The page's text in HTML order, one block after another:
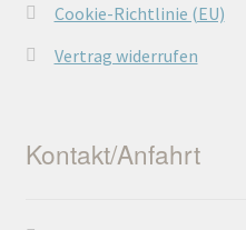
Cookie-Richtlinie (EU)
Vertrag widerrufen
Kontakt/Anfahrt